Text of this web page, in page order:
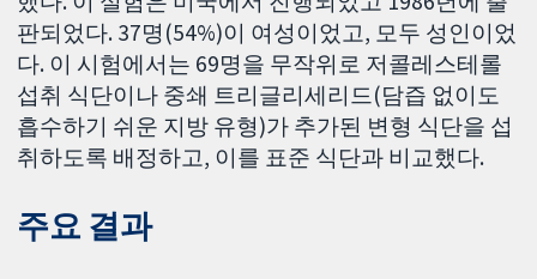
판되었다. 37명(54%)이 여성이었고, 모두 성인이었
다. 이 시험에서는 69명을 무작위로 저콜레스테롤
섭취 식단이나 중쇄 트리글리세리드(담즙 없이도
흡수하기 쉬운 지방 유형)가 추가된 변형 식단을 섭
취하도록 배정하고, 이를 표준 식단과 비교했다.
주요 결과